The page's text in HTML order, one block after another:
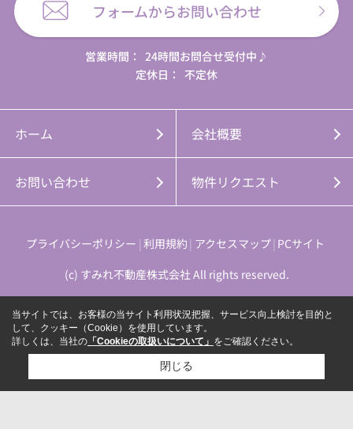
フォームからお問い合わせ
営業時間：
24時間お問合せ受付中♪
定休日：
不定休
ホーム 会社概要
お問い合わせ 物件リクエスト
プライバシーポリシー 利用規約 アクセスマップ PCサイト
(c) すみれ不動産株式会社 All rights reserved.
当サイトでは、お客様の当サイト利用状況把握、サービス向上検討を目的と
して、クッキー（Cookie）を使用しています。
詳しくは、当社の 「Cookieの取扱いについて」 をご確認ください。
閉じる